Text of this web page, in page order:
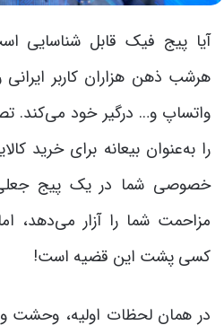
آیا پیج فیک قابل شناسایی
هرشب ذهن هزاران کاربر ایرانی
واتساپ و… درگیر خود می‌کند.
را به‌عنوان بیعانه برای خرید
خصوصی شما در یک پیج
مزاحمت شما را آزار می‌دهد،
کسی پشت این قضیه است!
در همان لحظات اولیه، وحشت و